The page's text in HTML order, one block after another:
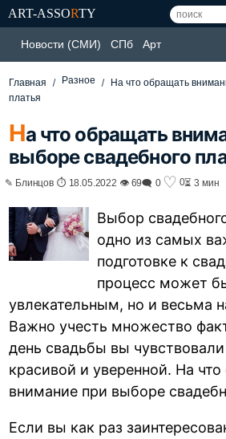
ART-ASSORTY
Новости (СМИ) СПб Арт
Главная Разное
На что обращать
платья
На что обращать
выборе свадебного
✎ Блинцов ⏱ 18.05.2022 👁 69🗨 0 ♡ 0⏳ 3 мин
Выбор
одно из самых
подготовке к
процесс может
увлекательным, но и весьма
Важно учесть множество
день свадьбы вы
красивой и уверенной. На что
внимание при выборе
Если вы как раз